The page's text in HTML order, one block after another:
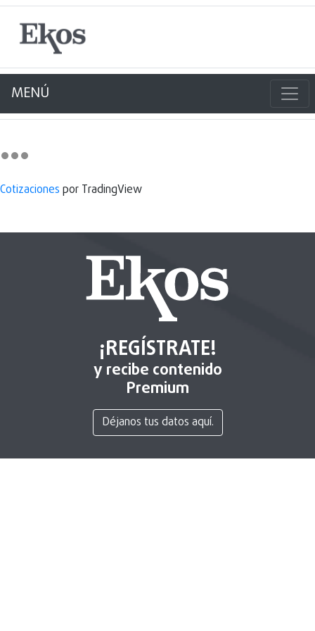
MENÚ
Cotizaciones por TradingView
¡REGÍSTRATE!
y recibe contenido
Premium
Déjanos tus datos aquí.